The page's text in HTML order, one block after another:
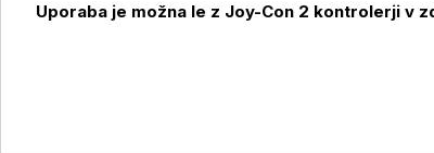
Uporaba je možna le z Joy-Con 2 kontrolerji v